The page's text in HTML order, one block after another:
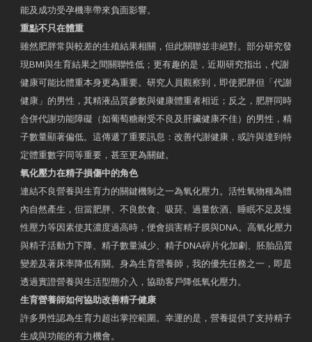
能及成功受孕機率帶來負面影響。
重點不只在體重
雖然肥胖常與較差的生殖結果相關，但此關聯並非絕對。部分研究發
現BMI與生育結果之間關聯性低；更有趣的是，近期研究指出，代謝
健康可能比體重本身更為重要。研究人員觀察到，即使肥胖但「代謝
健康」的男性，其精液品質參數與健康體重者相近；反之，肥胖同時
合併代謝功能障礙（如葡萄糖耐受不良及肝臟健康不佳）的男性，精
子數量顯著偏低。這傳遞了重要訊息：改善代謝健康，或許與達到特
定體重數字同等重要，甚至更為關鍵。
氧化壓力在精子損傷中的角色
連結不良營養與生育力的關鍵機制之一為氧化壓力。活性氧物種為體
內自然產生，但當肥胖、不良飲食、吸菸、過量飲酒、睡眠不足及慢
性壓力等因素使其濃度過高時，便會損害精子膜與DNA。高氧化壓力
與精子活動力下降、精子數量減少、精子DNA碎片化加劇、胚胎品質
變差及著床率降低有關。身為生育營養師，我的優先任務之一，即是
透過實證營養與生活型態介入，協助客戶降低氧化壓力。
生育營養師如何協助改善精子健康
許多男性認為生育力超出掌控範圍。幸運的是，營養提供了支持精子
生成與功能的有力機會。